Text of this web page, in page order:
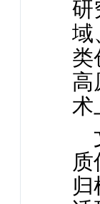
研
域
类
高
术